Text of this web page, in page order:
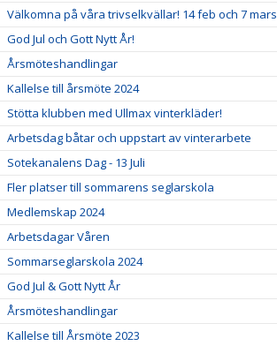
Välkomna på våra trivselkvällar! 14 feb och 7 mars
God Jul och Gott Nytt År!
Årsmöteshandlingar
Kallelse till årsmöte 2024
Stötta klubben med Ullmax vinterkläder!
Arbetsdag båtar och uppstart av vinterarbete
Sotekanalens Dag - 13 Juli
Fler platser till sommarens seglarskola
Medlemskap 2024
Arbetsdagar Våren
Sommarseglarskola 2024
God Jul & Gott Nytt År
Årsmöteshandlingar
Kallelse till Årsmöte 2023